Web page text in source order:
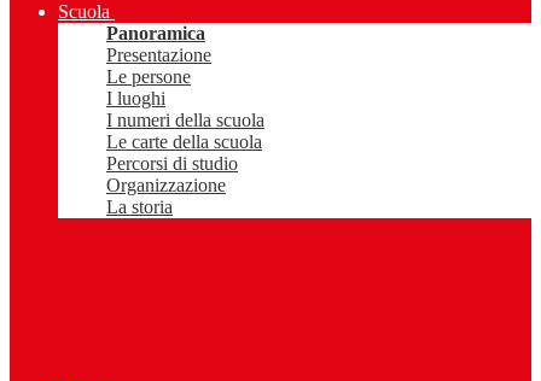
Scuola
Panoramica
Presentazione
Le persone
I luoghi
I numeri della scuola
Le carte della scuola
Percorsi di studio
Organizzazione
La storia